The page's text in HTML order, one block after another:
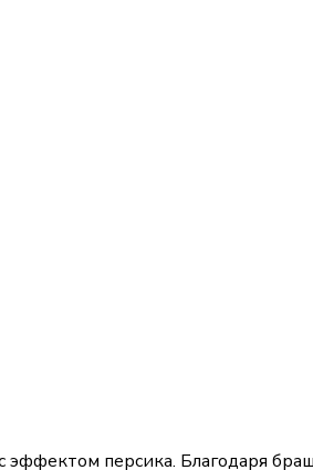
эффектом персика. Благодаря